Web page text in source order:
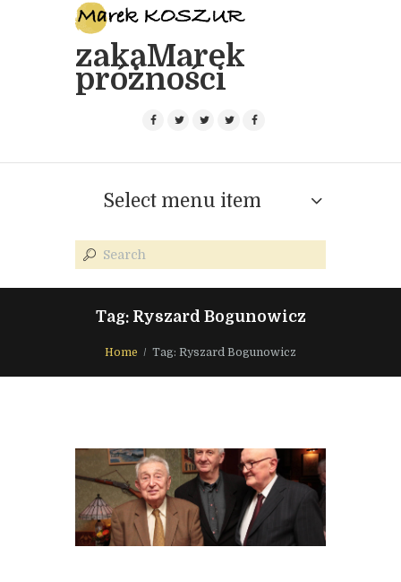
zakaMarek
próżności
Select menu item
Tag: Ryszard Bogunowicz
Home Tag: Ryszard Bogunowicz